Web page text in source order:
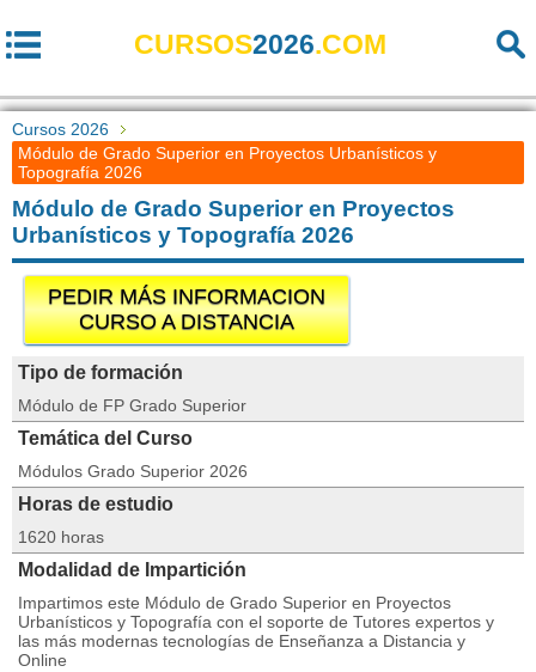
CURSOS2026.COM
Cursos 2026
Módulo de Grado Superior en Proyectos Urbanísticos y
Topografía 2026
Módulo de Grado Superior en Proyectos
Urbanísticos y Topografía 2026
PEDIR MÁS INFORMACION
CURSO A DISTANCIA
Tipo de formación
Módulo de FP Grado Superior
Temática del Curso
Módulos Grado Superior 2026
Horas de estudio
1620 horas
Modalidad de Impartición
Impartimos este Módulo de Grado Superior en Proyectos
Urbanísticos y Topografía con el soporte de Tutores expertos y
las más modernas tecnologías de Enseñanza a Distancia y
Online